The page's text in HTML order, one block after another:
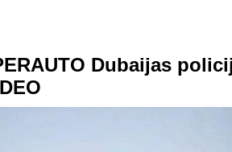
Dubaijas